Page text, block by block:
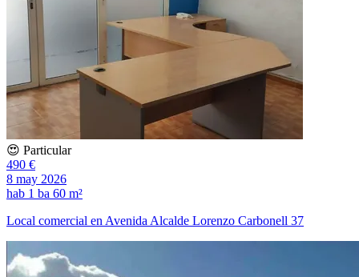
😍 Particular
490 €
8 may 2026
hab 1 ba 60 m²
Local comercial en Avenida Alcalde Lorenzo Carbonell 37